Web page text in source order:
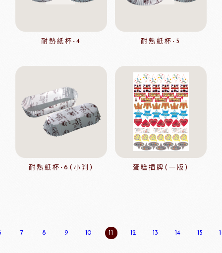
耐熱紙杯-4 耐熱紙杯-5
耐熱紙杯-6(小判) 蛋糕插牌(一版)
7 8 9 10 11 12 13 14 15